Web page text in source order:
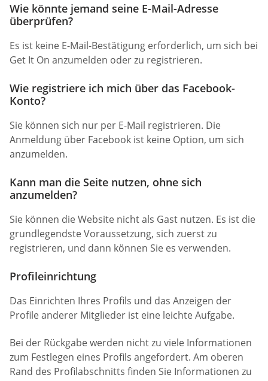
Wie könnte jemand seine E-Mail-Adresse
überprüfen?
Es ist keine E-Mail-Bestätigung erforderlich, um sich bei
Get It On anzumelden oder zu registrieren.
Wie registriere ich mich über das Facebook-
Konto?
Sie können sich nur per E-Mail registrieren. Die
Anmeldung über Facebook ist keine Option, um sich
anzumelden.
Kann man die Seite nutzen, ohne sich
anzumelden?
Sie können die Website nicht als Gast nutzen. Es ist die
grundlegendste Voraussetzung, sich zuerst zu
registrieren, und dann können Sie es verwenden.
Profileinrichtung
Das Einrichten Ihres Profils und das Anzeigen der
Profile anderer Mitglieder ist eine leichte Aufgabe.
Bei der Rückgabe werden nicht zu viele Informationen
zum Festlegen eines Profils angefordert. Am oberen
Rand des Profilabschnitts finden Sie Informationen zu